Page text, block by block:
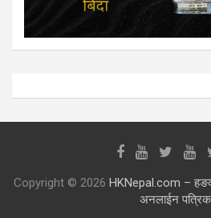
Copyright © 2026 HKNepal.com –
अनलाईन